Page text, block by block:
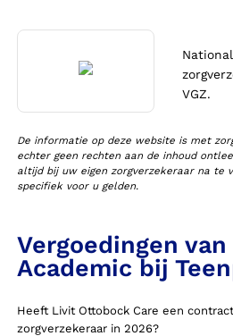
VGZ.
De informatie op deze website is met
echter geen rechten aan de inhoud
altijd bij uw eigen zorgverzekeraar na te
specifiek voor u gelden.
Vergoedingen
Academic bij
Heeft Livit Ottobock Care een
zorgverzekeraar in 2026?